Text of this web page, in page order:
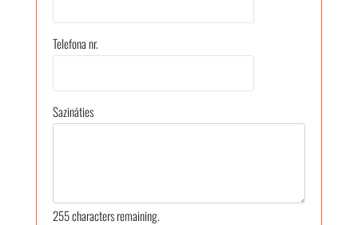
Telefona nr.
Sazināties
255characters remaining.